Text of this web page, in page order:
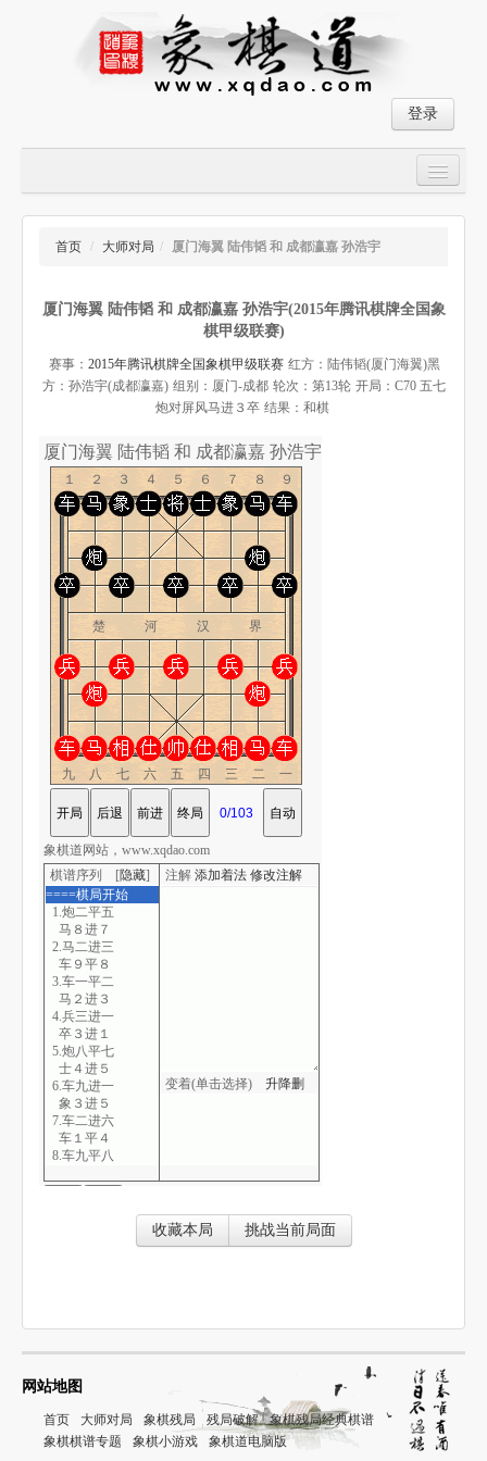
登录
大师对局
象棋棋谱
残局破解
首页 / 大师对局 / 厦门海翼 陆伟韬 和 成都瀛嘉 孙浩宇
厦门海翼 陆伟韬 和 成都瀛嘉 孙浩宇(2015年腾讯棋牌全国象
棋甲级联赛)
赛事： 2015年腾讯棋牌全国象棋甲级联赛 红方：陆伟韬(厦门海翼)黑
方：孙浩宇(成都瀛嘉) 组别：厦门-成都 轮次：第13轮 开局：C70 五七
炮对屏风马进３卒 结果：和棋
厦门海翼 陆伟韬 和 成都瀛嘉 孙浩宇-象棋道
１２３４５６７８９
楚 河 汉 界
九八七六五四三二一
棋谱序列 [隐藏]
====棋局开始
1.炮二平五
马８进７
2.马二进三
车９平８
3.车一平二
马２进３
4.兵三进一
卒３进１
5.炮八平七
士４进５
6.车九进一
象３进５
7.车二进六
车１平４
8.车九平八
9.车八平六
13.车六平四
炮８平６
马３进４
16.车八进二
卒３进１
注解 添加着法 修改注解
变着(单击选择) 升降删
象棋道网站，www.xqdao.com
收藏本局 挑战当前局面
网站地图
首页 大师对局 象棋残局 残局破解
象棋残局经典棋谱
象棋棋谱专题
象棋小游戏 象棋道电脑版